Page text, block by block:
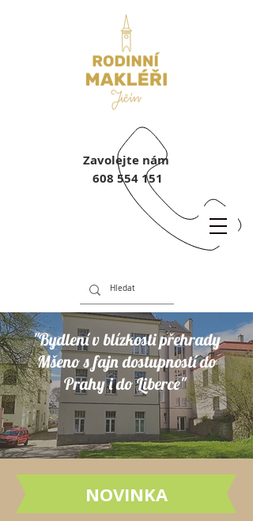
Zavolejte nám
608 554 151
"Bydlení v blízkosti přehrady
Mšeno s fajn dostupností do
Prahy i do Liberce"
NOVINKA